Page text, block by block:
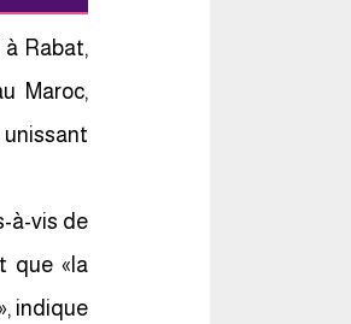
à Rabat,
Maroc,
à-vis de
que «la
indique